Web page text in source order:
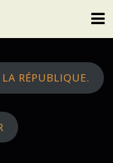
RÉPUBLIQUE.